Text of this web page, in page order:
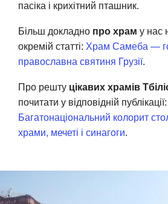
пасіка і крихітний пташник.
Більш докладно про храм у нас
окремій статті: Храм Самеба —
православна святиня Грузії.
Про решту цікавих храмів
почитати у відповідній публікації:
Багатонаціональний колорит
храми, мечеті і синагоги.